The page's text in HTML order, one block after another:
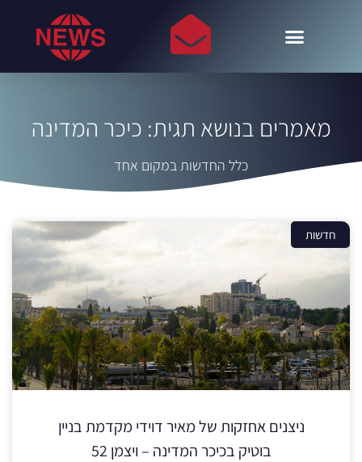
מאמרים בנושא תגית: כיכר המדינה
כלל החדשות במקום אחד
חדשות
ניצנים אחזקות של מאיר דוידי מקדמת בניין
בוטיק בכיכר המדינה – ויצמן 52